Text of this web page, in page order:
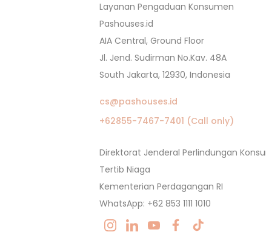
Layanan Pengaduan Konsumen
Pashouses.id
AIA Central, Ground Floor
Jl. Jend. Sudirman No.Kav. 48A
South Jakarta, 12930, Indonesia
cs@pashouses.id
+62855-7467-7401 (Call only)
Direktorat Jenderal Perlindungan
Tertib Niaga
Kementerian Perdagangan RI
WhatsApp: +62 853 1111 1010